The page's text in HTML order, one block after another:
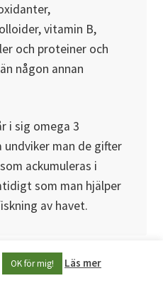
vitamin B,
och proteiner och
någon annan
i sig omega 3
man de gifter
ackumuleras i
som man hjälper
av havet.
OK för mig! Läs mer